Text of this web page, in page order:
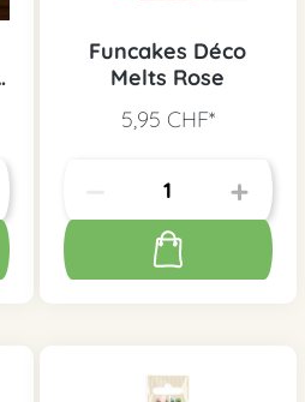
Funcakes Déco
Melts Rose
5,95 CHF*